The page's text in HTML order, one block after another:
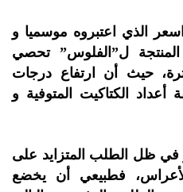
الذي اعتبروه موسميا و
المنتجة ل”الفلوس” تحصي
حيث أن ارتفاع درجات
الكتاكيت المتوفية و
في ظل الطلب المتزايد على
فطبيعي أن يخضع